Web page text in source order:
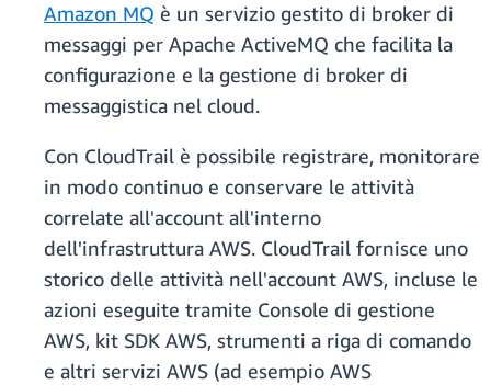
Amazon MQ è un servizio gestito di broker di
messaggi per Apache ActiveMQ che facilita la
configurazione e la gestione di broker di
messaggistica nel cloud.
Con CloudTrail è possibile registrare, monitorare
in modo continuo e conservare le attività
correlate all'account all'interno
dell'infrastruttura AWS. CloudTrail fornisce uno
storico delle attività nell'account AWS, incluse le
azioni eseguite tramite Console di gestione
AWS, kit SDK AWS, strumenti a riga di comando
e altri servizi AWS (ad esempio AWS